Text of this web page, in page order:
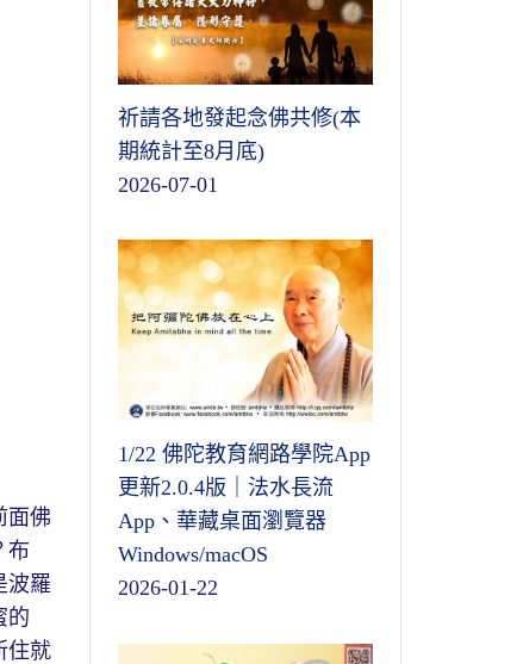
面佛
布
波羅
的
住就
祈請各地發起念佛共修(本
期統計至8月底)
2026-07-01
1/22 佛陀教育網路學院App
更新2.0.4版｜法水長流
App、華藏桌面瀏覽器
Windows/macOS
2026-01-22